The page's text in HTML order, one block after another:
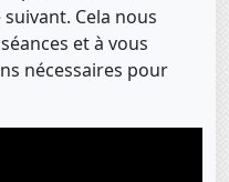
Cela nous
et à vous
nécessaires pour